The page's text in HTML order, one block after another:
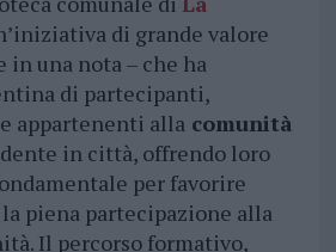
di grande valore
in una nota – che ha
di partecipanti,
appartenenti allacomunità
in città, offrendo loro
per favorire
piena partecipazione alla
Il percorso formativo,